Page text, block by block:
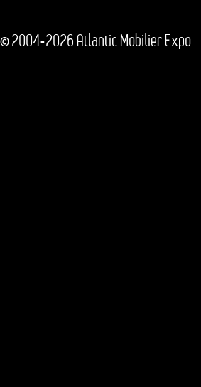
© 2004-2026 Atlantic Mobilier Expo